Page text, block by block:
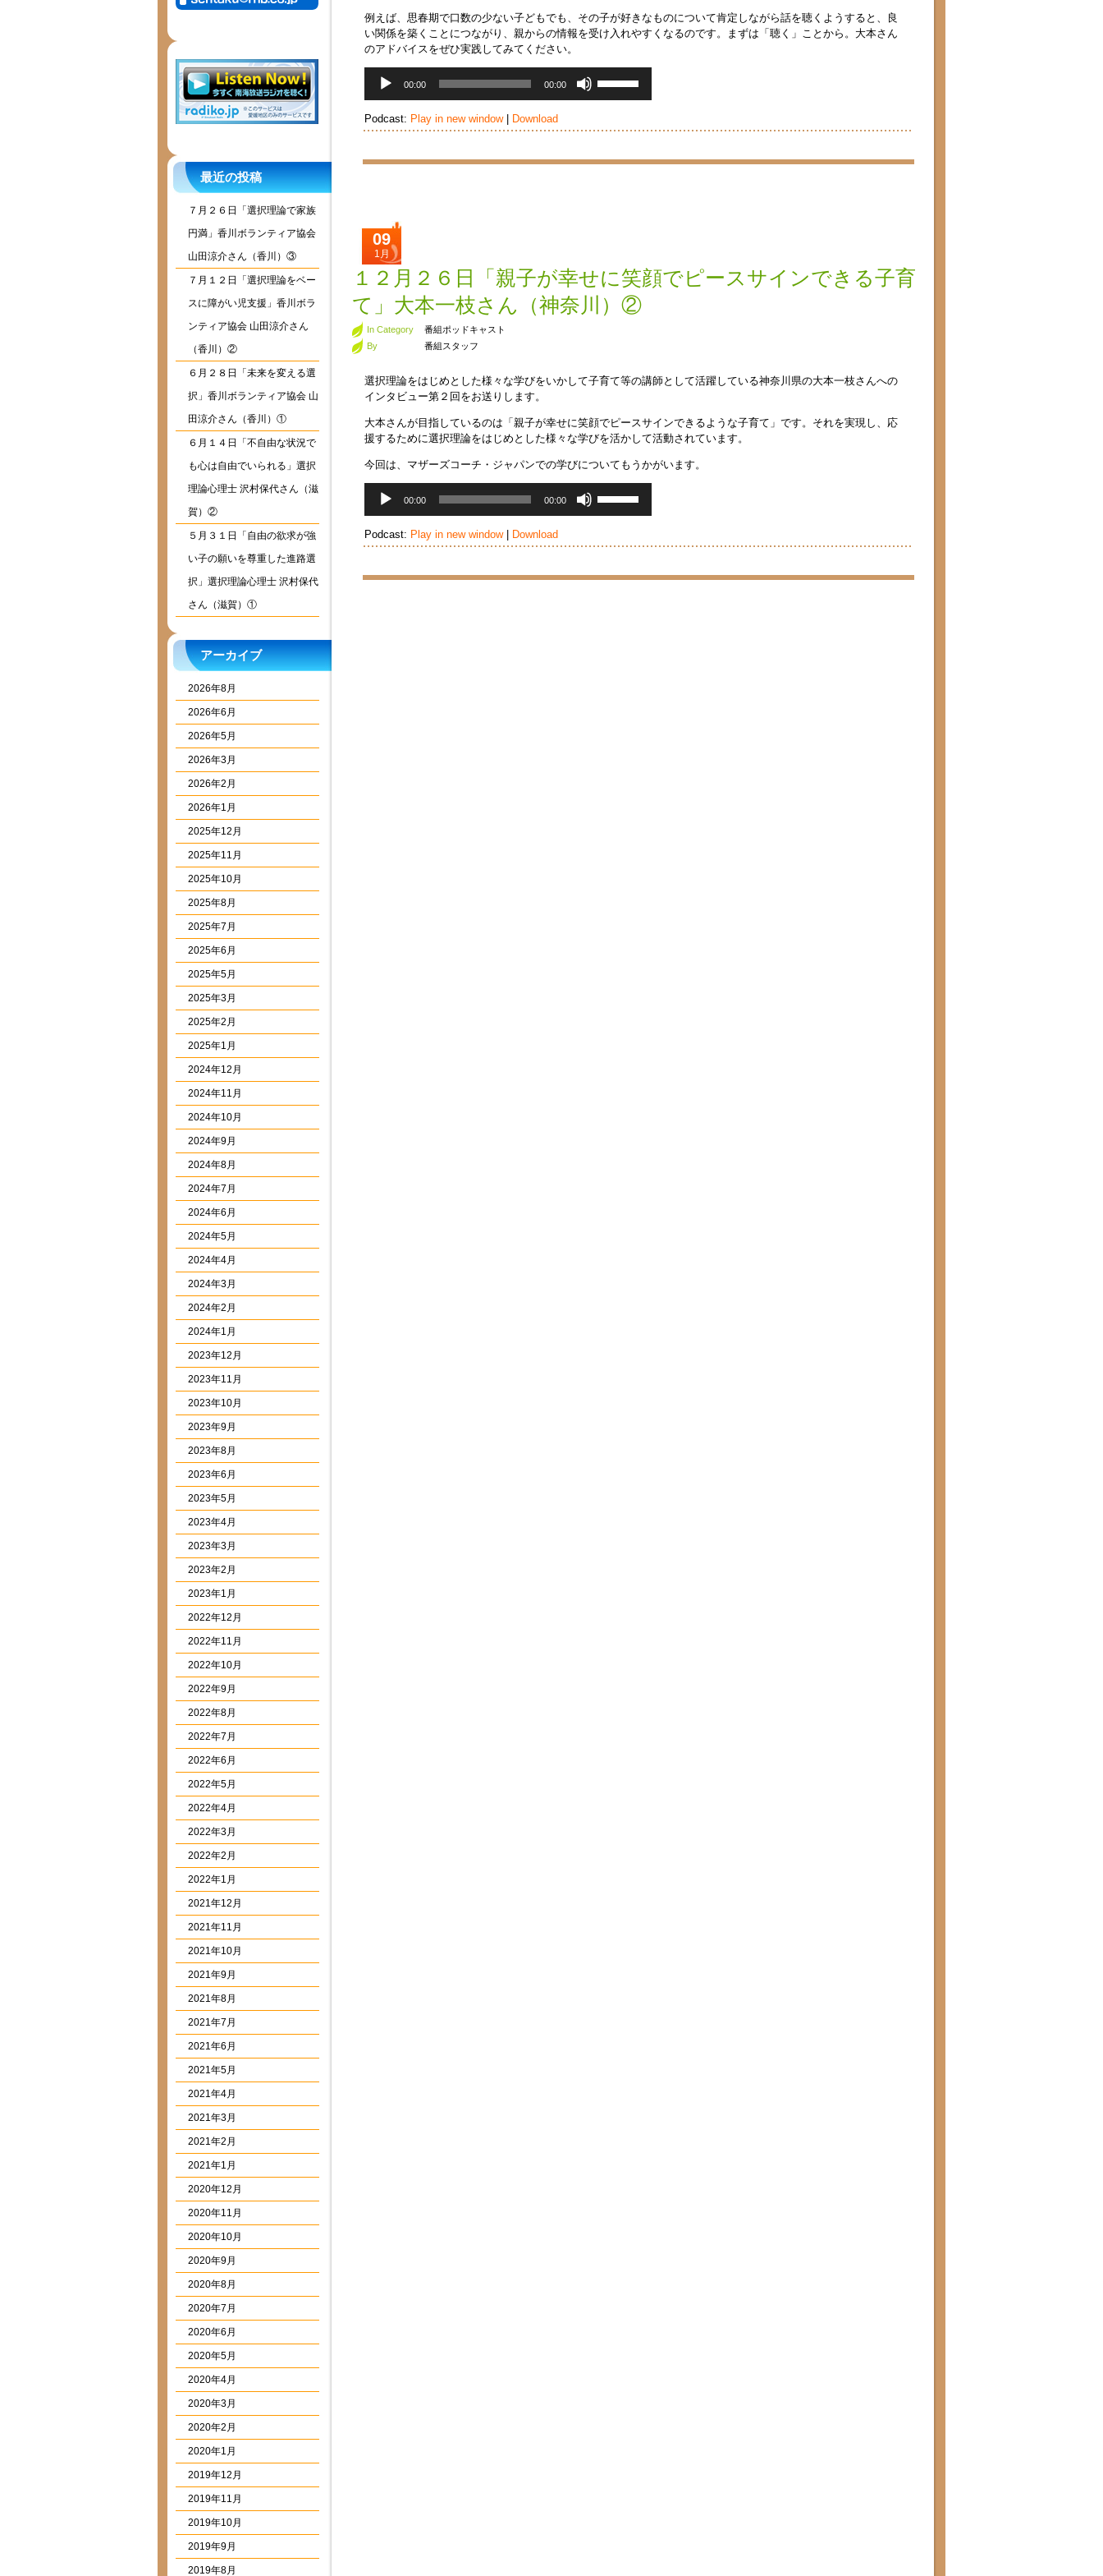
最近の投稿
７月２６日「選択理論で家族
円満」香川ボランティア協会
山田涼介さん（香川）③
７月１２日「選択理論をベー
スに障がい児支援」香川ボラ
ンティア協会 山田涼介さん
（香川）②
６月２８日「未来を変える選
択」香川ボランティア協会 山
田涼介さん（香川）①
６月１４日「不自由な状況で
も心は自由でいられる」選択
理論心理士 沢村保代さん（滋
賀）②
５月３１日「自由の欲求が強
い子の願いを尊重した進路選
択」選択理論心理士 沢村保代
さん（滋賀）①
アーカイブ
2026年8月
2026年6月
2026年5月
2026年3月
2026年2月
2026年1月
2025年12月
2025年11月
2025年10月
2025年8月
2025年7月
2025年6月
2025年5月
2025年3月
2025年2月
2025年1月
2024年12月
2024年11月
2024年10月
2024年9月
2024年8月
2024年7月
2024年6月
2024年5月
2024年4月
2024年3月
2024年2月
2024年1月
2023年12月
2023年11月
2023年10月
2023年9月
2023年8月
2023年6月
2023年5月
2023年4月
2023年3月
2023年2月
2023年1月
2022年12月
2022年11月
2022年10月
2022年9月
2022年8月
2022年7月
2022年6月
2022年5月
2022年4月
2022年3月
2022年2月
2022年1月
2021年12月
2021年11月
2021年10月
2021年9月
2021年8月
2021年7月
2021年6月
2021年5月
2021年4月
2021年3月
2021年2月
2021年1月
2020年12月
2020年11月
2020年10月
2020年9月
2020年8月
2020年7月
2020年6月
2020年5月
2020年4月
2020年3月
2020年2月
2020年1月
2019年12月
2019年11月
2019年10月
2019年9月
2019年8月
例えば、思春期で口数の少ない子どもでも、その子が好きなものについて肯定しながら話を聴くようすると、良
い関係を築くことにつながり、親からの情報を受け入れやすくなるのです。まずは「聴く」ことから。大本さん
のアドバイスをぜひ実践してみてください。
レ
ー
00:00 00:00
リ
節
キ
ー
を
だ
い。
Podcast: Play in new window| Download
09
1月
１２月２６日「親子が幸せに笑顔でピースサインできる子育
て」大本一枝さん（神奈川）②
In Category
番組ポッドキャスト
By
番組スタッフ
選択理論をはじめとした様々な学びをいかして子育て等の講師として活躍している神奈川県の大本一枝さんへの
インタビュー第２回をお送りします。
大本さんが目指しているのは「親子が幸せに笑顔でピースサインできるような子育て」です。それを実現し、応
援するために選択理論をはじめとした様々な学びを活かして活動されています。
今回は、マザーズコーチ・ジャパンでの学びについてもうかがいます。
レ
ー
00:00 00:00
リ
節
Podcast: Play in new window| Download